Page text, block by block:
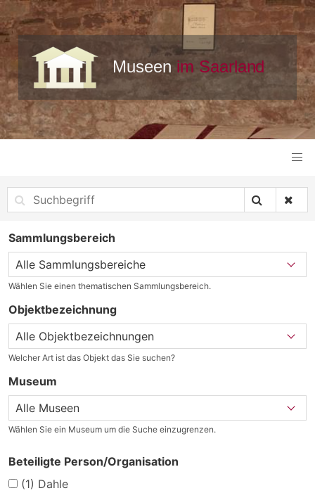
Sammlungsbereich
Wählen Sie einen thematischen Sammlungsbereich.
Objektbezeichnung
Welcher Art ist das Objekt das Sie suchen?
Museum
Wählen Sie ein Museum um die Suche einzugrenzen.
Beteiligte Person/Organisation
(1) Dahle